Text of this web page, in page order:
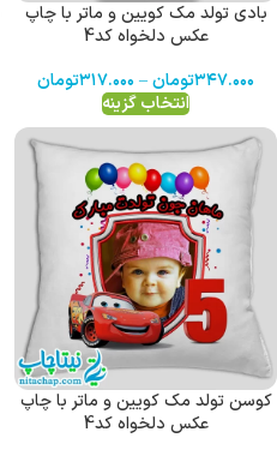
بادی تولد مک کویین و ماتر با چاپ
عکس دلخواه کد4
۳۴۷.۰۰۰تومان–۳۱۷.۰۰۰تومان
انتخاب گزینه
کوسن تولد مک کویین و ماتر با چاپ
عکس دلخواه کد4